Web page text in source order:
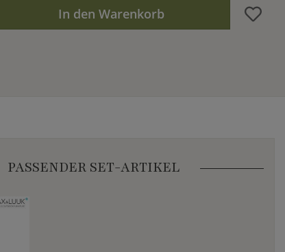
In den Warenkorb
PASSENDER SET-ARTIKEL